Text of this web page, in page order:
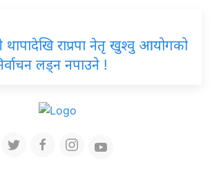
थापादेखि राप्रपा नेतृ खुश्वु आयोगको
लड्न नपाउने !